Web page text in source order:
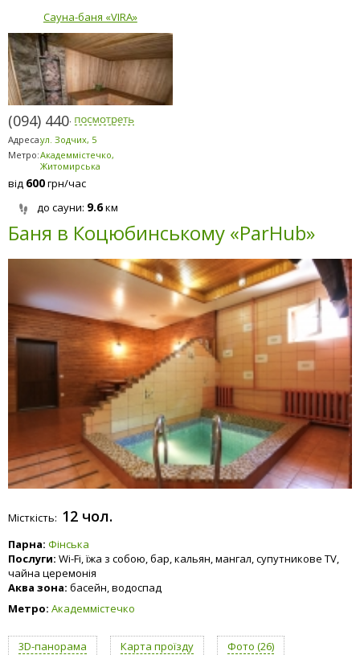
Сауна-баня «VIRA»
(094) 440-0225
Адреса:ул. Зодчих, 5
Метро:Академмістечко,
Житомирська
від 600грн/час
до сауни: 9.6км
Баня в Коцюбинському «ParHub»
Місткість: 12 чол.
Парна: Фінська
Послуги: Wi-Fi, їжа з собою, бар, кальян, мангал, супутникове TV,
чайна церемонія
Аква зона: басейн, водоспад
Метро: Академмістечко
3D-панорама Карта проїзду Фото (26)